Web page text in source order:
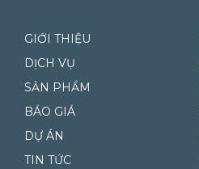
GIỚI THIỆU
DỊCH VỤ
SẢN PHẨM
BÁO GIÁ
DỰ ÁN
TIN TỨC